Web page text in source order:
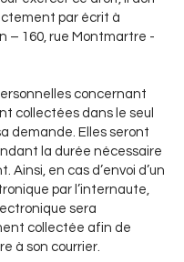
par écrit à
– 160, rue Montmartre -
concernant
collectées dans le seul
demande. Elles seront
la durée nécessaire
Ainsi, en cas d’envoi d’un
par l’internaute,
sera
collectée afin de
à son courrier.